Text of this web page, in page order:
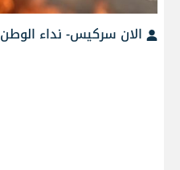
الان سركيس- نداء الوطن